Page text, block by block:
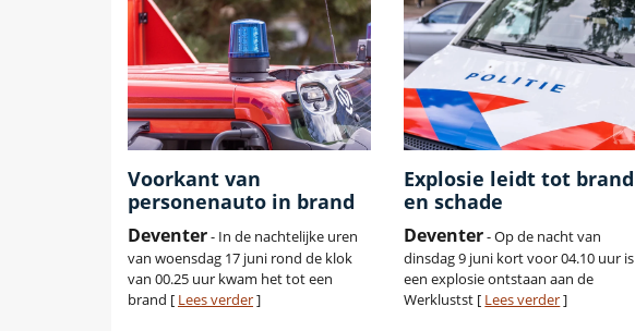
Voorkant van
personenauto in brand
Deventer- In de nachtelijke uren
van woensdag 17 juni rond de klok
van 00.25 uur kwam het tot een
brand [ Lees verder]
Explosie leidt tot brand
en schade
Deventer- Op de nacht van
dinsdag 9 juni kort voor 04.10 uur is
een explosie ontstaan aan de
Werklustst [ Lees verder]